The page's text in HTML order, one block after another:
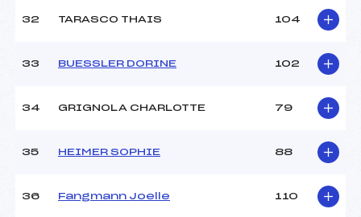
32 TARASCO THAIS 104
33 BUESSLER DORINE 102
34 GRIGNOLA CHARLOTTE 79
35 HEIMER SOPHIE 88
36 Fangmann Joelle 110